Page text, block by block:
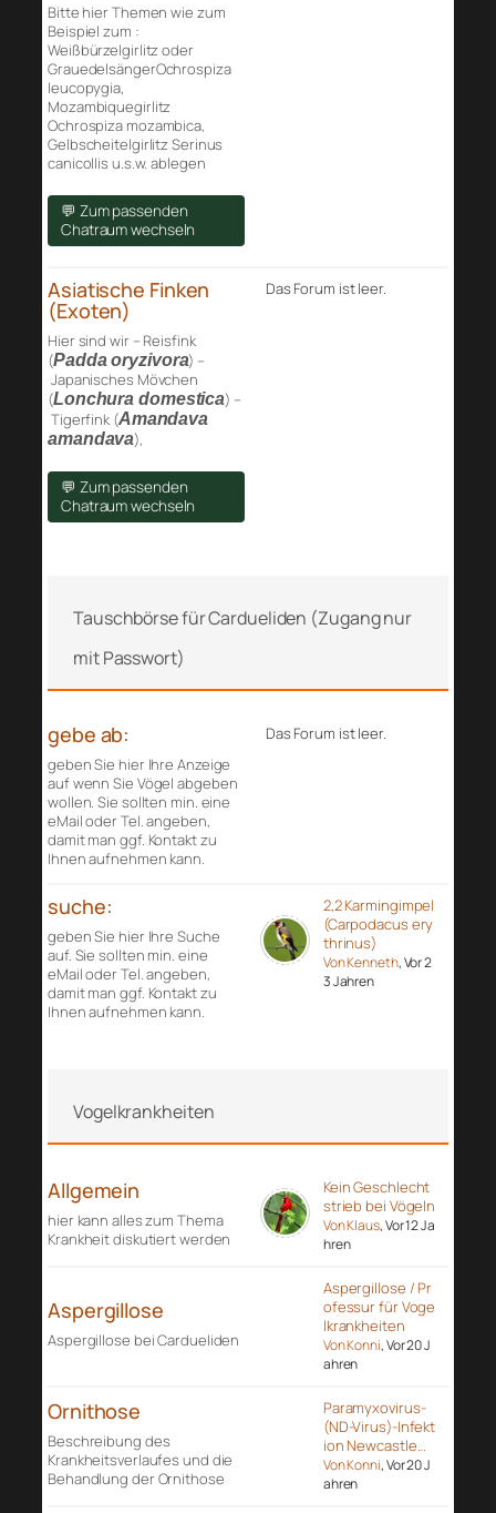
Bitte hier Themen wie zum
Beispiel zum :
Weißbürzelgirlitz oder
GrauedelsängerOchrospiza
leucopygia,
Mozambiquegirlitz
Ochrospiza mozambica,
Gelbscheitelgirlitz Serinus
canicollis u.s.w. ablegen
💬 Zum passenden
Chatraum wechseln
Asiatische Finken
(Exoten)
Hier sind wir – Reisfink
(Padda oryzivora) –
Japanisches Mövchen
(Lonchura domestica) –
Tigerfink (Amandava
amandava),
💬 Zum passenden
Chatraum wechseln
Das Forum ist leer.
Tauschbörse für Cardueliden (Zugang nur
mit Passwort)
gebe ab:
geben Sie hier Ihre Anzeige
auf wenn Sie Vögel abgeben
wollen. Sie sollten min. eine
eMail oder Tel. angeben,
damit man ggf. Kontakt zu
Ihnen aufnehmen kann.
Das Forum ist leer.
suche:
geben Sie hier Ihre Suche
auf. Sie sollten min. eine
eMail oder Tel. angeben,
damit man ggf. Kontakt zu
Ihnen aufnehmen kann.
2,2 Karmingimpel
(Carpodacus ery
thrinus)
Von Kenneth, Vor 2
3 Jahren
Vogelkrankheiten
Allgemein
hier kann alles zum Thema
Krankheit diskutiert werden
Kein Geschlecht
strieb bei Vögeln
Von Klaus, Vor 12 Ja
hren
Aspergillose
Aspergillose bei Cardueliden
Aspergillose / Pr
ofessur für Voge
lkrankheiten
Von Konni, Vor 20 J
ahren
Ornithose
Beschreibung des
Krankheitsverlaufes und die
Behandlung der Ornithose
Paramyxovirus-
(ND-Virus)-Infekt
ion Newcastle…
Von Konni, Vor 20 J
ahren